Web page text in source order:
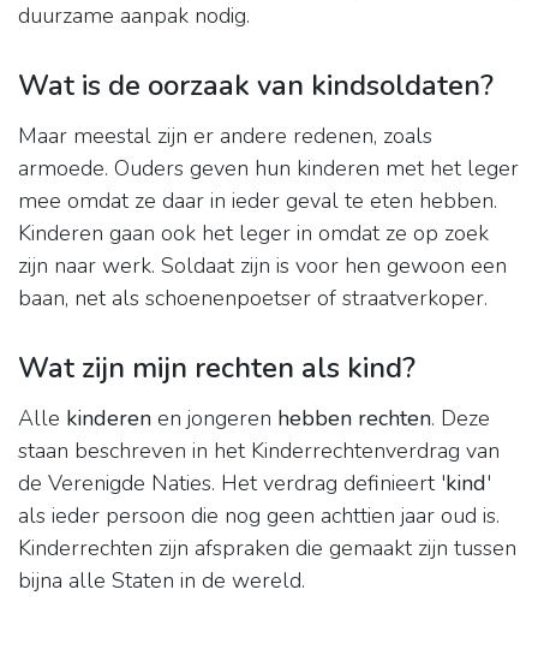
duurzame aanpak nodig.
Wat is de oorzaak van kindsoldaten?
Maar meestal zijn er andere redenen, zoals
armoede. Ouders geven hun kinderen met het leger
mee omdat ze daar in ieder geval te eten hebben.
Kinderen gaan ook het leger in omdat ze op zoek
zijn naar werk. Soldaat zijn is voor hen gewoon een
baan, net als schoenenpoetser of straatverkoper.
Wat zijn mijn rechten als kind?
Alle kinderen en jongeren hebben rechten. Deze
staan beschreven in het Kinderrechtenverdrag van
de Verenigde Naties. Het verdrag definieert 'kind'
als ieder persoon die nog geen achttien jaar oud is.
Kinderrechten zijn afspraken die gemaakt zijn tussen
bijna alle Staten in de wereld.